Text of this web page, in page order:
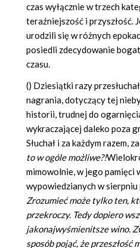
czas wyłącznie w trzech
teraźniejszość i przyszłość.
urodzili się w różnych
posiedli zdecydowanie
czasu.
() Dziesiątki razy
nagrania, dotyczący tej
historii, trudnej do
wykraczającej daleko poza
Słuchał i za każdym razem,
to w ogóle możliwe?!
mimowolnie, w jego pamięci
wypowiedzianych w sierpniu
Zrozumieć może tylko ten,
przekroczy. Tedy dopiero
jakonajwyśmienitsze wino.
sposób pojąć, że przeszłość